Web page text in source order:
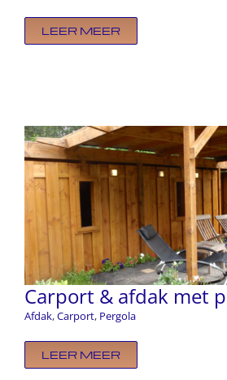
LEER MEER
Carport & afdak met
Afdak,Carport, Pergola
LEER MEER